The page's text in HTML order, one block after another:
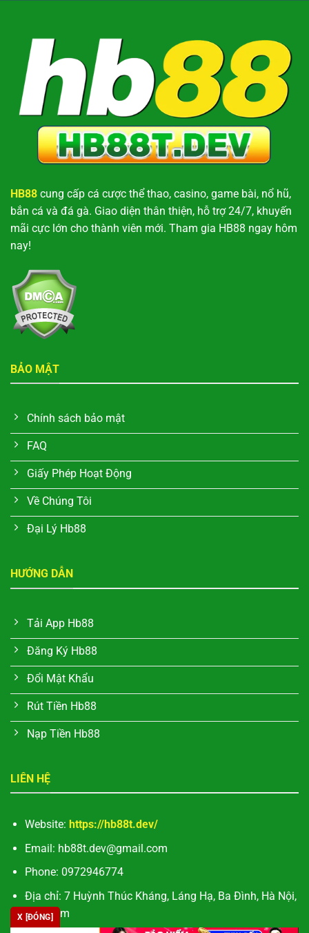
X [ĐÓNG]
HB88 cung cấp cá cược thể thao, casino, game bài, nổ hũ,
bắn cá và đá gà. Giao diện thân thiện, hỗ trợ 24/7, khuyến
mãi cực lớn cho thành viên mới. Tham gia HB88 ngay hôm
nay!
BẢO MẬT
Chính sách bảo mật
FAQ
Giấy Phép Hoạt Động
Về Chúng Tôi
Đại Lý Hb88
HƯỚNG DẪN
Tải App Hb88
Đăng Ký Hb88
Đổi Mật Khẩu
Rút Tiền Hb88
Nạp Tiền Hb88
LIÊN HỆ
Website: https://hb88t.dev/
Email: hb88t.dev@gmail.com
Phone: 0972946774
Địa chỉ: 7 Huỳnh Thúc Kháng, Láng Hạ, Ba Đình, Hà Nội,
Việt Nam